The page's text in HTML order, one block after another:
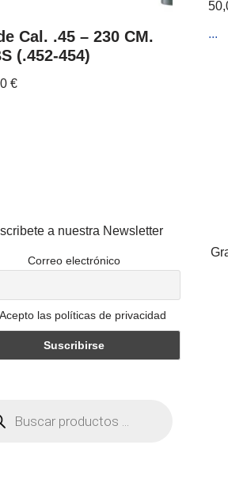
Cal. .45 – 230 CM.
(.452-454)
€
...
a nuestra Newsletter
Correo electrónico
Acepto las políticas de privacidad